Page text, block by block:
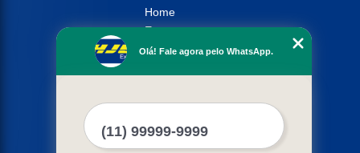
Home
Empresa
Missão
Mapa do site
Olá! Fale agora pelo WhatsApp.